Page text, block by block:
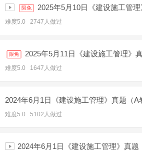
限免 2025年5月10日《建设施工管
难度5.0 2747人做过
限免 2025年5月11日《建设施工管理》
难度5.0 1647人做过
2024年6月1日《建设施工管理》真题（A
难度5.0 5102人做过
2024年6月1日《建设施工管理》真题